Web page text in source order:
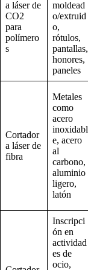
a láser de
CO2
para
polímero
s
moldead
o/extruid
o,
rótulos,
pantallas,
honores,
paneles
Cortador
a láser de
fibra
Metales
como
acero
inoxidabl
e, acero
al
carbono,
aluminio
ligero,
latón
Inscripci
ón en
actividad
es de
ocio,